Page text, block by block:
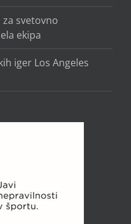
svetovno
ekipa
iger Los Angeles